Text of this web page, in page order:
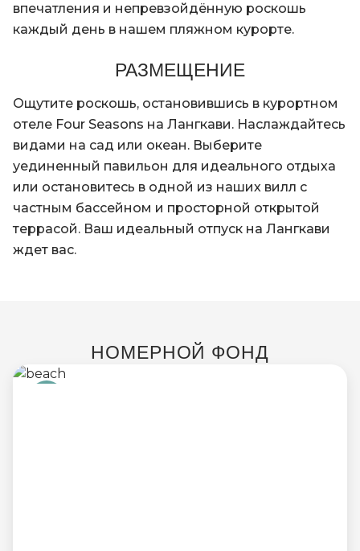
впечатления и непревзойдённую роскошь
каждый день в нашем пляжном курорте.
РАЗМЕЩЕНИЕ
Ощутите роскошь, остановившись в курортном
отеле Four Seasons на Лангкави. Наслаждайтесь
видами на сад или океан. Выберите
уединенный павильон для идеального отдыха
или остановитесь в одной из наших вилл с
частным бассейном и просторной открытой
террасой. Ваш идеальный отпуск на Лангкави
ждет вас.
НОМЕРНОЙ ФОНД